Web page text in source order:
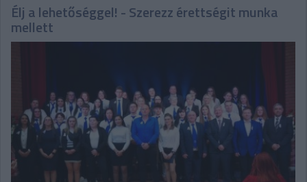
Élj a lehetőséggel! - Szerezz érettségit munka
mellett